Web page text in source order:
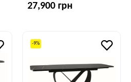
27,900 грн
-9%